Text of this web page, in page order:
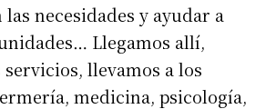
necesidades y ayudar a
Llegamos allí,
llevamos a los
medicina, psicología,